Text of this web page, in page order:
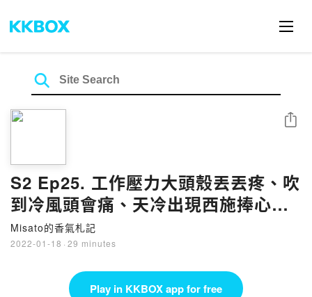
S2 Ep25. 工作壓力大頭殼丟丟疼、吹
到冷風頭會痛、天冷出現西施捧心的
心臟痛，這都是高血壓的症狀啊！預
防爆血管，來聊聊隱形殺手－三高症
狀和守護心血管健康的芳療配方～
Misato的香氣札記
2022-01-18 · 29 minutes
Share
Play in KKBOX app for free